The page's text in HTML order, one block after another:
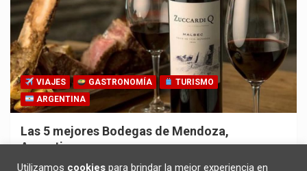
VIAJES GASTRONOMÍA
TURISMO
ARGENTINA
Las 5 mejores Bodegas de Mendoza,
Argentina
30/10/2025 Redacción
Utilizamos cookies para brindar la mejor experiencia en